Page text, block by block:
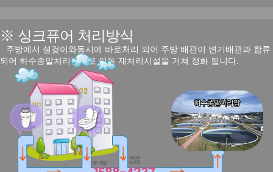
※ 싱크퓨어 처리방식
주방에서 설겆이와동시에 바로처리 되어 주방 배관이 변기배관과 합류
되어 하수종말처리장으로 이동 재처리시설을 거쳐 정화 됩니다.